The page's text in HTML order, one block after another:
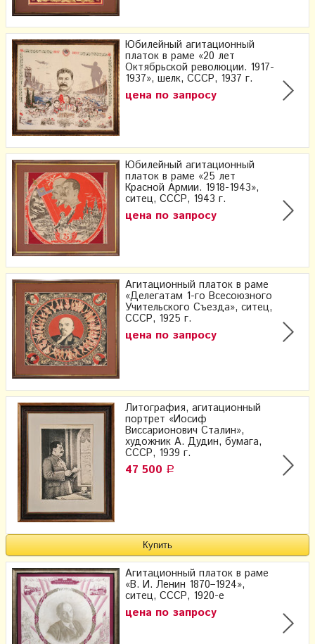
Юбилейный агитационный
платок в раме «20 лет
Октябрьской революции. 1917-
1937», шелк, СССР, 1937 г.
цена по запросу
Юбилейный агитационный
платок в раме «25 лет
Красной Армии. 1918-1943»,
ситец, СССР, 1943 г.
цена по запросу
Агитационный платок в раме
«Делегатам 1-го Всесоюзного
Учительского Съезда», ситец,
СССР, 1925 г.
цена по запросу
Литография, агитационный
портрет «Иосиф
Виссарионович Сталин»,
художник А. Дудин, бумага,
СССР, 1939 г.
47 500 Р
Агитационный платок в раме
«В. И. Ленин 1870–1924»,
ситец, СССР, 1920-е
цена по запросу